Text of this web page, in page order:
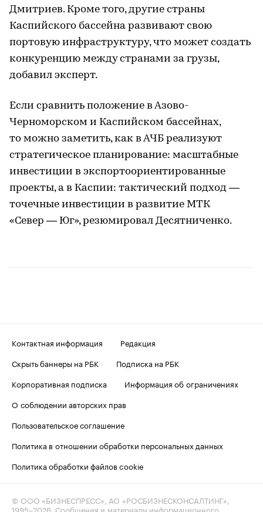
Дмитриев. Кроме того, другие страны
Каспийского бассейна развивают свою
портовую инфраструктуру, что может создать
конкуренцию между странами за грузы,
добавил эксперт.
Если сравнить положение в Азово-
Черноморском и Каспийском бассейнах,
то можно заметить, как в АЧБ реализуют
стратегическое планирование: масштабные
инвестиции в экспортоориентированные
проекты, а в Каспии: тактический подход —
точечные инвестиции в развитие МТК
«Север — Юг», резюмировал Десятниченко.
Контактная информация
Редакция
Скрыть баннеры на РБК
Подписка на РБК
Корпоративная подписка
Информация об ограничениях
О соблюдении авторских прав
Пользовательское соглашение
Политика в отношении обработки персональных данных
Политика обработки файлов cookie
© ООО «БИЗНЕСПРЕСС», АО «РОСБИЗНЕСКОНСАЛТИНГ»,
1995–2026 . Сообщения и материалы информационного